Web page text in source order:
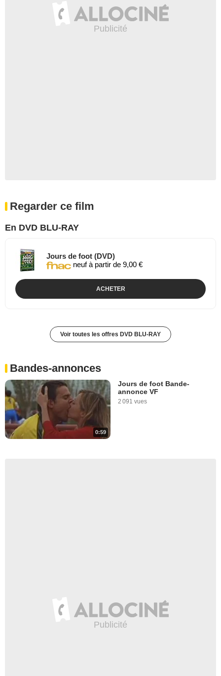
Regarder ce film
En DVD BLU-RAY
Jours de foot (DVD)
neuf à partir de 9,00 €
ACHETER
Voir toutes les offres DVD BLU-RAY
Bandes-annonces
0:59
Jours de foot Bande-
annonce VF
2 091 vues